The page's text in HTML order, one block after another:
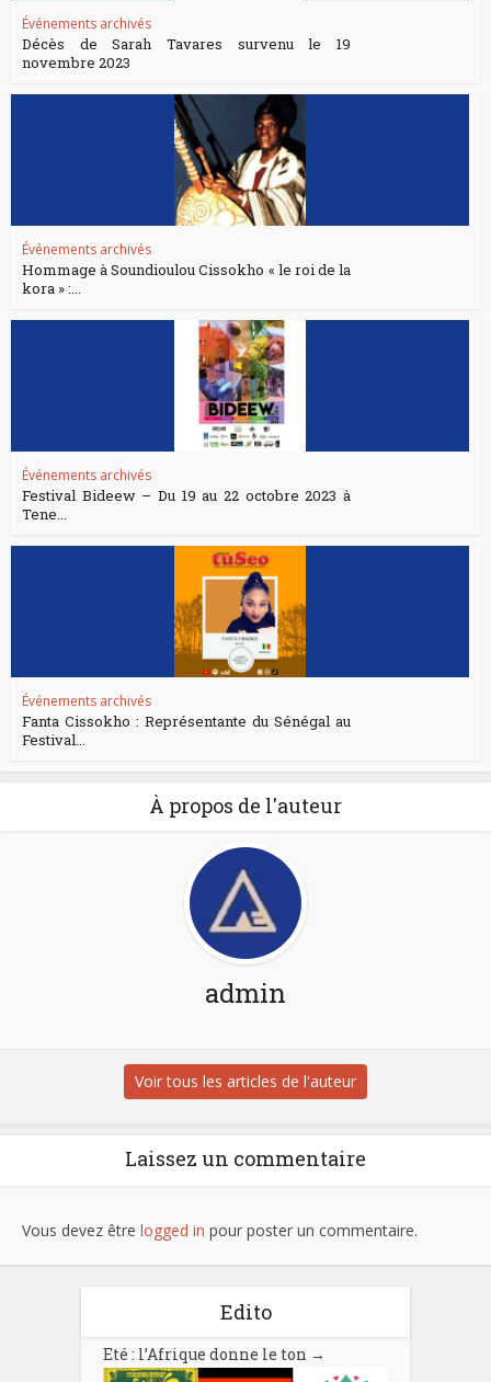
Événements archivés
Décès de Sarah Tavares survenu le 19
novembre 2023
Événements archivés
Hommage à Soundioulou Cissokho « le roi de la
kora » :...
Événements archivés
Festival Bideew – Du 19 au 22 octobre 2023 à
Tene...
Événements archivés
Fanta Cissokho : Représentante du Sénégal au
Festival...
À propos de l'auteur
admin
Voir tous les articles de l'auteur
Laissez un commentaire
Vous devez être logged in pour poster un commentaire.
Edito
Eté : l’Afrique donne le ton →